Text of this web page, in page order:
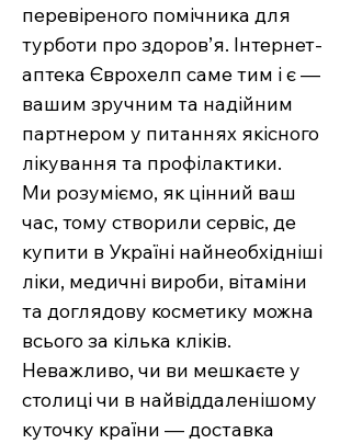
перевіреного помічника для
турботи про здоров’я. Інтернет-
аптека Єврохелп саме тим і є —
вашим зручним та надійним
партнером у питаннях якісного
лікування та профілактики.
Ми розуміємо, як цінний ваш
час, тому створили сервіс, де
купити в Україні найнеобхідніші
ліки, медичні вироби, вітаміни
та доглядову косметику можна
всього за кілька кліків.
Неважливо, чи ви мешкаєте у
столиці чи в найвіддаленішому
куточку країни — доставка